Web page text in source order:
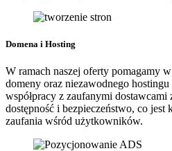
Domena i Hosting
W ramach naszej oferty pomagamy
domeny oraz niezawodnego
współpracy z zaufanymi
dostępność i bezpieczeństwo, co jest
zaufania wśród użytkowników.